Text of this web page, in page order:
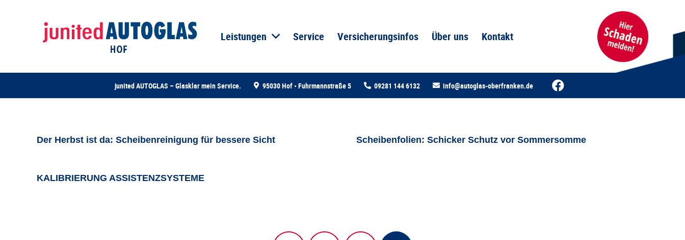
Leistungen Service Versicherungsinfos Über uns Kontakt
junited AUTOGLAS – Glasklar mein Service. 95030 Hof • Fuhrmannstraße 5 09281 144 6132 info@autoglas-oberfranken.de
Der Herbst ist da: Scheibenreinigung für bessere Sicht Scheibenfolien: Schicker Schutz vor Sommersomme
KALIBRIERUNG ASSISTENZSYSTEME